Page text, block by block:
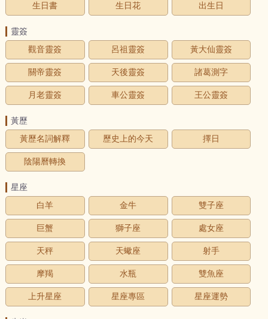
生日書 生日花 出生日
靈簽
觀音靈簽
呂祖靈簽 黃大仙靈簽
關帝靈簽 天後靈簽 諸葛測字
月老靈簽 車公靈簽 王公靈簽
黃歷
黃歷名詞解釋
歷史上的今天 擇日
陰陽曆轉換
星座
白羊
金牛 雙子座
巨蟹 獅子座 處女座
天秤 天蠍座 射手
摩羯 水瓶 雙魚座
上升星座 星座專區 星座運勢